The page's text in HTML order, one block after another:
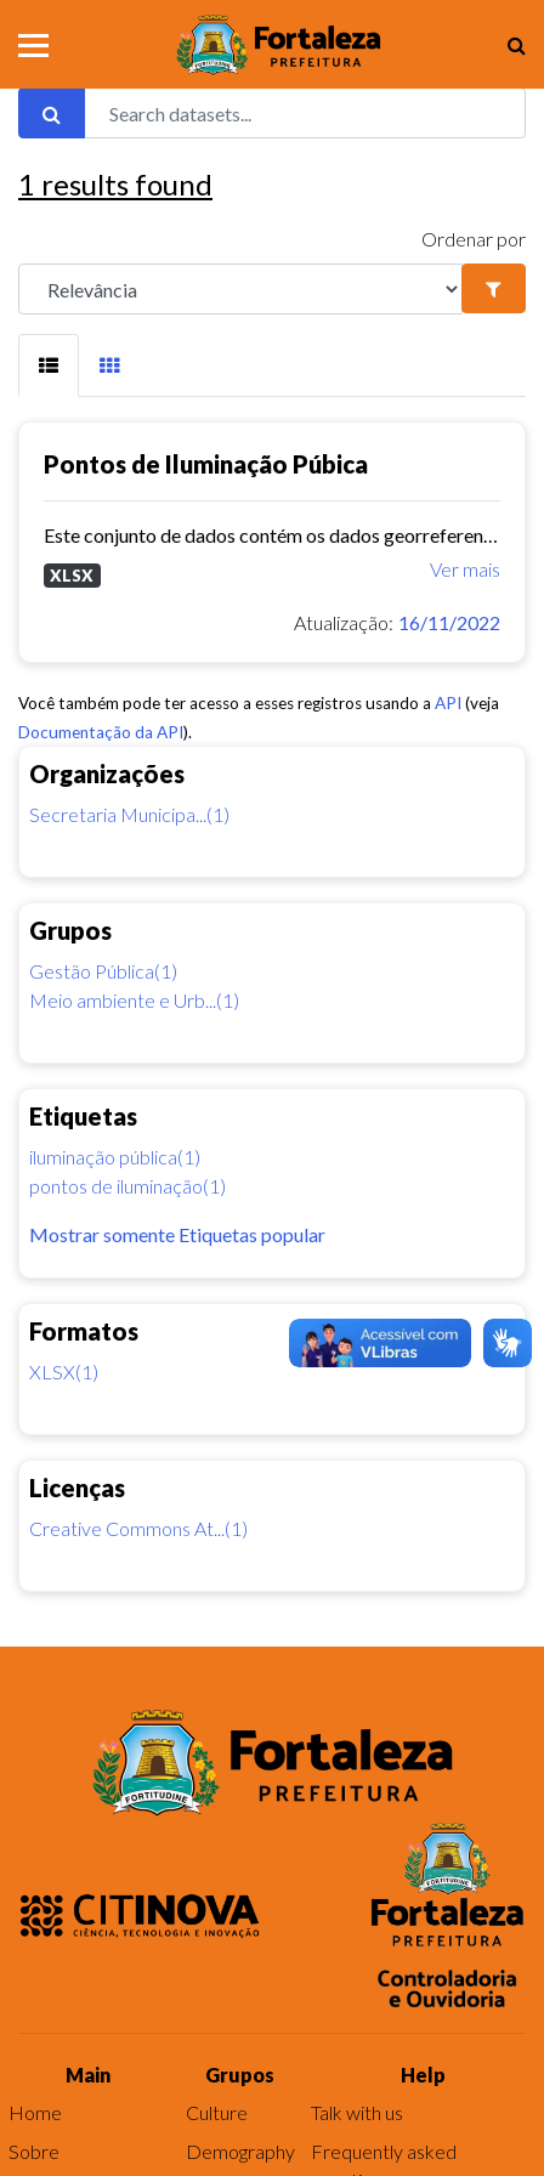
Organizações
Secretaria Municipa...(1)
Grupos
Gestão Pública(1)
Meio ambiente e Urb...(1)
Etiquetas
iluminação pública(1)
pontos de iluminação(1)
Mostrar somente Etiquetas popular
Formatos
XLSX(1)
Licenças
Creative Commons At...(1)
1 results found
Ordenar por
Pontos de Iluminação Púbica
Ver mais
XLSX
Atualização: 16/11/2022
Você também pode ter acesso a esses registros usando a API (veja
Documentação da API).
Main
Home
Sobre
Grupos
Culture
Demography
Help
Talk with us
Frequently asked